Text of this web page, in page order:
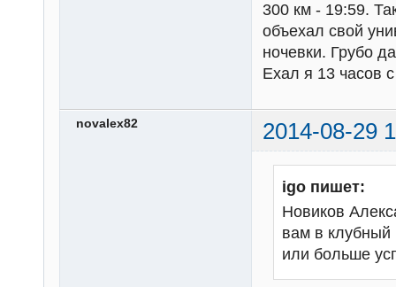
300 км - 19:59.
объехал свой
ночевки. Грубо
Ехал я 13 часов
novalex82 2014-08-29
igo пишет:
Новиков
вам в клубный
или больше